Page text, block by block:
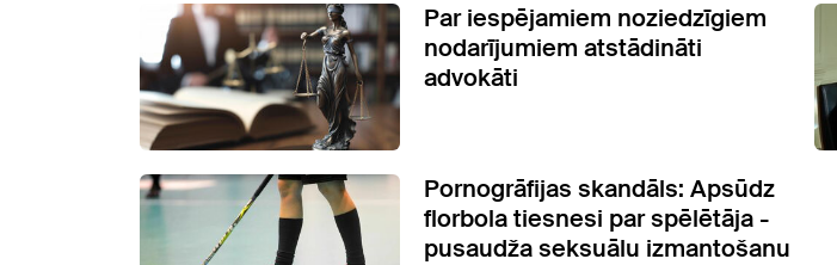
Par iespējamiem noziedzīgiem
nodarījumiem atstādināti
advokāti
Pornogrāfijas skandāls: Apsūdz
florbola tiesnesi par spēlētāja -
pusaudža seksuālu izmantošanu